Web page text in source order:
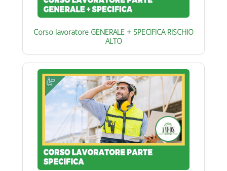
Corso lavoratore GENERALE + SPECIFICA RISCHIO
ALTO